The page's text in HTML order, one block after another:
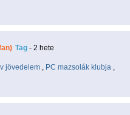
Tag - 2 hete
jövedelem , PC mazsolák klubja ,